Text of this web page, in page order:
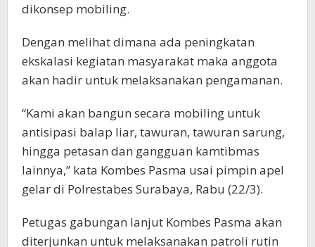
dikonsep mobiling.
Dengan melihat dimana ada peningkatan
ekskalasi kegiatan masyarakat maka anggota
akan hadir untuk melaksanakan pengamanan.
“Kami akan bangun secara mobiling untuk
antisipasi balap liar, tawuran, tawuran sarung,
hingga petasan dan gangguan kamtibmas
lainnya,” kata Kombes Pasma usai pimpin apel
gelar di Polrestabes Surabaya, Rabu (22/3).
Petugas gabungan lanjut Kombes Pasma akan
diterjunkan untuk melaksanakan patroli rutin